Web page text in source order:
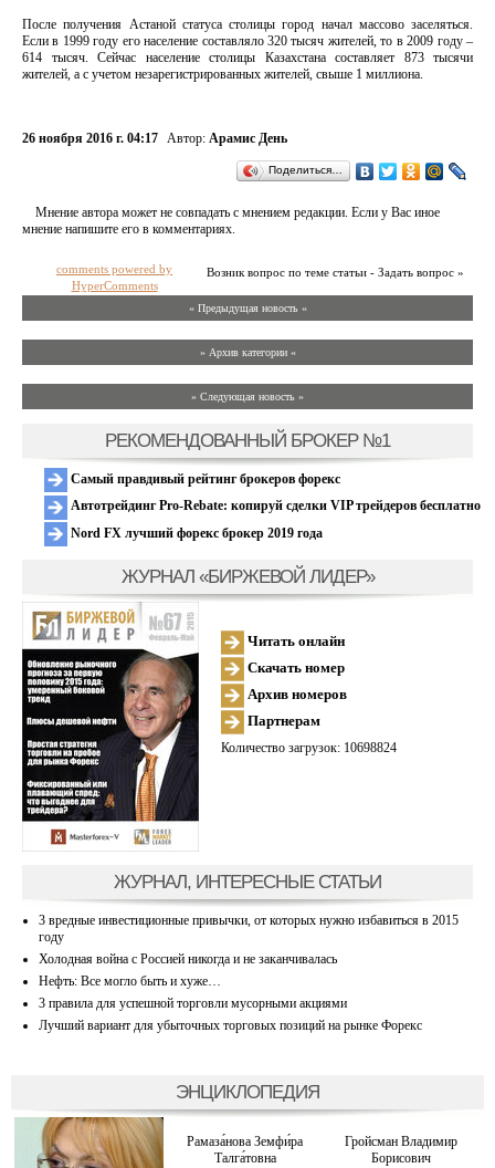
После получения Астаной статуса столицы город начал массово заселяться.
Если в 1999 году его население составляло 320 тысяч жителей, то в 2009 году –
614 тысяч. Сейчас население столицы Казахстана составляет 873 тысячи
жителей, а с учетом незарегистрированных жителей, свыше 1 миллиона.
26 ноября 2016 г. 04:17 Автор: Арамис День
Поделиться…
Мнение автора может не совпадать с мнением редакции. Если у Вас иное
мнение напишите его в комментариях.
Возник вопрос по теме статьи - Задать вопрос »
comments powered by
HyperComments
« Предыдущая новость «
» Архив категории «
» Следующая новость »
РЕКОМЕНДОВАННЫЙ БРОКЕР №1
Самый правдивый рейтинг брокеров форекс
Автотрейдинг Pro-Rebate: копируй сделки VIP трейдеров бесплатно
Nord FX лучший форекс брокер 2019 года
ЖУРНАЛ «БИРЖЕВОЙ ЛИДЕР»
Читать онлайн
Скачать номер
Архив номеров
Партнерам
Количество загрузок: 10698824
ЖУРНАЛ, ИНТЕРЕСНЫЕ СТАТЬИ
3 вредные инвестиционные привычки, от которых нужно избавиться в 2015
году
Холодная война с Россией никогда и не заканчивалась
Нефть: Все могло быть и хуже…
3 правила для успешной торговли мусорными акциями
Лучший вариант для убыточных торговых позиций на рынке Форекс
ЭНЦИКЛОПЕДИЯ
Рамаза́нова Земфи́ра
Талга́товна
Гройсман Владимир
Борисович